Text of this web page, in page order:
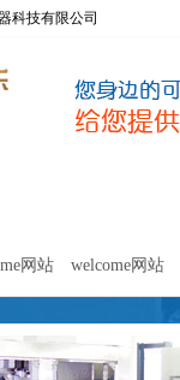
科技有限公司
仪
网站 welcome网站
welcome网站